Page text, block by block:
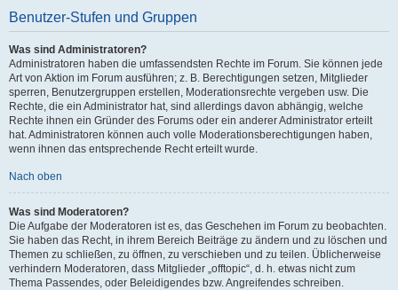
Benutzer-Stufen und Gruppen
Was sind Administratoren?
Administratoren haben die umfassendsten Rechte im Forum. Sie können jede
Art von Aktion im Forum ausführen; z. B. Berechtigungen setzen, Mitglieder
sperren, Benutzergruppen erstellen, Moderationsrechte vergeben usw. Die
Rechte, die ein Administrator hat, sind allerdings davon abhängig, welche
Rechte ihnen ein Gründer des Forums oder ein anderer Administrator erteilt
hat. Administratoren können auch volle Moderationsberechtigungen haben,
wenn ihnen das entsprechende Recht erteilt wurde.
Nach oben
Was sind Moderatoren?
Die Aufgabe der Moderatoren ist es, das Geschehen im Forum zu beobachten.
Sie haben das Recht, in ihrem Bereich Beiträge zu ändern und zu löschen und
Themen zu schließen, zu öffnen, zu verschieben und zu teilen. Üblicherweise
verhindern Moderatoren, dass Mitglieder „offtopic“, d. h. etwas nicht zum
Thema Passendes, oder Beleidigendes bzw. Angreifendes schreiben.